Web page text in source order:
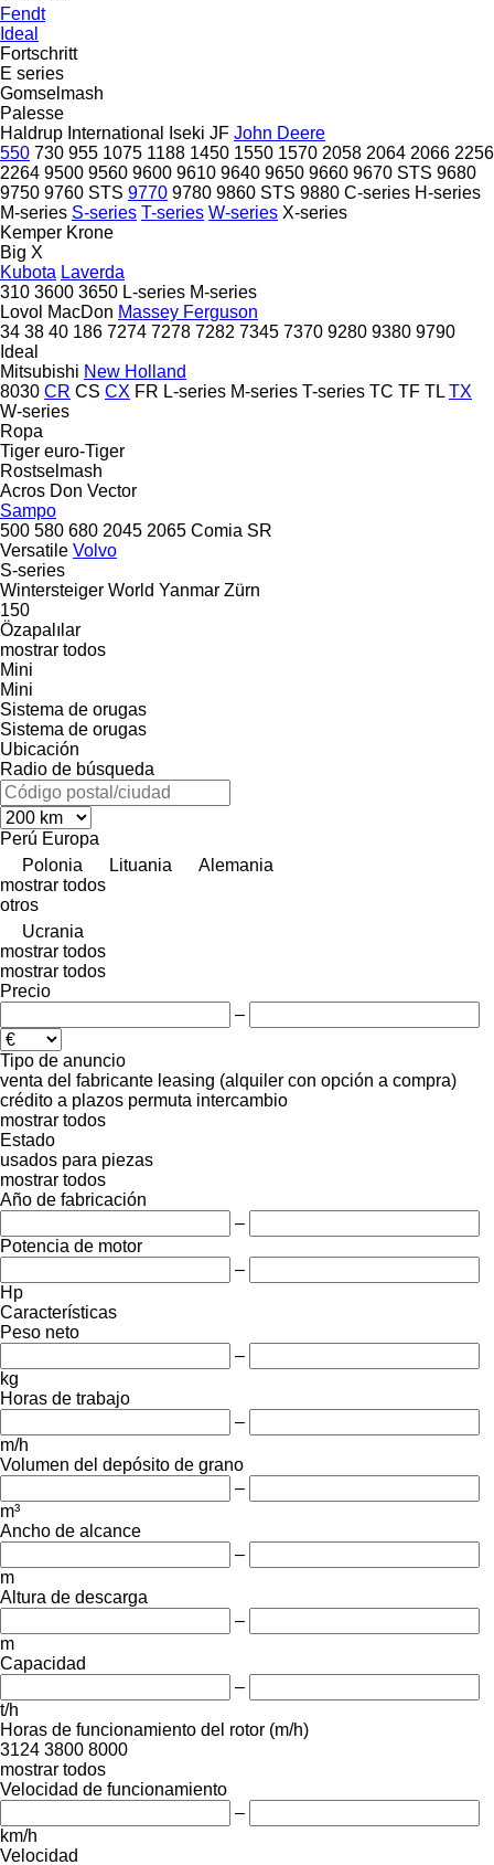
Fendt
Ideal
Fortschritt
E series
Gomselmash
Palesse
Haldrup International Iseki JF John Deere
550 730 955 1075 1188 1450 1550 1570 2058 2064 2066 2256
2264 9500 9560 9600 9610 9640 9650 9660 9670 STS 9680
9750 9760 STS 9770 9780 9860 STS 9880 C-series H-series
M-series S-series T-series W-series X-series
Kemper Krone
Big X
Kubota Laverda
310 3600 3650 L-series M-series
Lovol MacDon Massey Ferguson
34 38 40 186 7274 7278 7282 7345 7370 9280 9380 9790
Ideal
Mitsubishi New Holland
8030 CR CS CX FR L-series M-series T-series TC TF TL TX
W-series
Ropa
Tiger euro-Tiger
Rostselmash
Acros Don Vector
Sampo
500 580 680 2045 2065 Comia SR
Versatile Volvo
S-series
Wintersteiger World Yanmar Zürn
150
Özapalılar
mostrar todos
Mini
Mini
Sistema de orugas
Sistema de orugas
Ubicación
Radio de búsqueda
Perú Europa
Polonia
Lituania
Alemania
mostrar todos
otros
Ucrania
mostrar todos
mostrar todos
Precio
–
Tipo de anuncio
venta del fabricante leasing (alquiler con opción a compra)
crédito a plazos permuta intercambio
mostrar todos
Estado
usados para piezas
mostrar todos
Año de fabricación
–
Potencia de motor
–
Hp
Características
Peso neto
–
kg
Horas de trabajo
–
m/h
Volumen del depósito de grano
–
m³
Ancho de alcance
–
m
Altura de descarga
–
m
Capacidad
–
t/h
Horas de funcionamiento del rotor (m/h)
3124 3800 8000
mostrar todos
Velocidad de funcionamiento
–
km/h
Velocidad